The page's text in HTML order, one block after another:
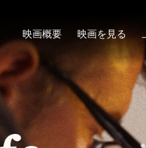
映画概要 映画を見る